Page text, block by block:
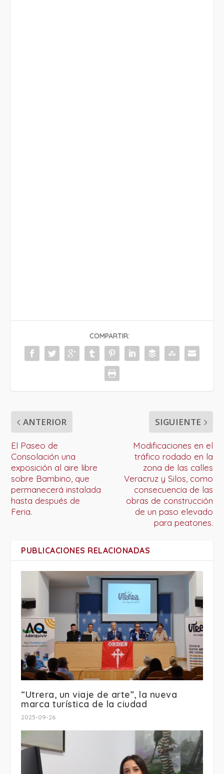
COMPARTIR:
ANTERIOR
El Paseo de
Consolación una
exposición al aire libre
sobre Bambino, que
permanecerá instalada
hasta después de
Feria.
SIGUIENTE
Modificaciones en el
tráfico rodado en la
zona de las calles
Veracruz y Silos, como
consecuencia de las
obras de construcción
de un paso elevado
para peatones.
PUBLICACIONES RELACIONADAS
“Utrera, un viaje de arte”, la nueva
marca turística de la ciudad
2025-09-26